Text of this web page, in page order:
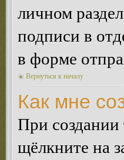
личном
подписи в
в форме
Вернуться к началу
Как мне
При
щёлкните на